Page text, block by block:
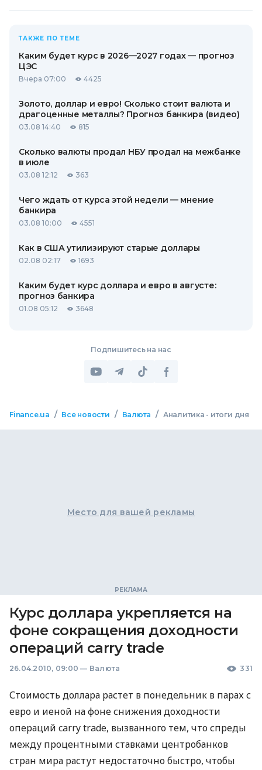
ТАКЖЕ ПО ТЕМЕ
Каким будет курс в 2026—2027 годах — прогноз
ЦЭС
Вчера 07:00 4425
Золото, доллар и евро! Сколько стоит валюта и
драгоценные металлы? Прогноз банкира (видео)
03.08 14:40 815
Сколько валюты продал НБУ продал на межбанке
в июле
03.08 12:12 363
Чего ждать от курса этой недели — мнение
банкира
03.08 10:00 4551
Как в США утилизируют старые доллары
02.08 02:17 1693
Каким будет курс доллара и евро в августе:
прогноз банкира
01.08 05:12 3648
Подпишитесь на нас
Finance.ua / Все новости / Валюта / Аналитика - итоги дня
Место для вашей рекламы
Курс доллара укрепляется на
фоне сокращения доходности
операций carry trade
26.04.2010, 09:00 — Валюта 331
Стоимость доллара растет в понедельник в парах с
евро и иеной на фоне снижения доходности
операций carry trade, вызванного тем, что спреды
между процентными ставками центробанков
стран мира растут недостаточно быстро, чтобы